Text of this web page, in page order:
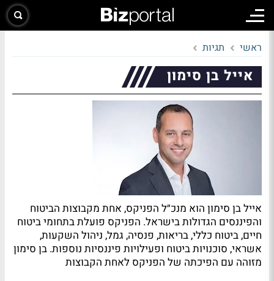
ראשי תגיות
אייל בן סימון
אייל בן סימון הוא מנכ״ל הפניקס, אחת מקבוצות הביטוח
והפיננסים הגדולות בישראל. הפניקס פועלת בתחומי ביטוח
חיים, ביטוח כללי, בריאות, פנסיה, גמל, ניהול השקעות,
אשראי, סוכנויות ביטוח ופעילויות פיננסיות נוספות. בן סימון
מזוהה עם הפיכתה של הפניקס לאחת הקבוצות